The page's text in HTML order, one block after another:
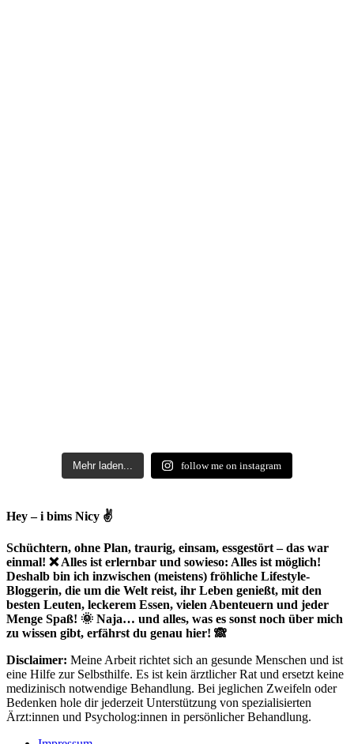
Mehr laden... follow me on instagram
Hey – i bims Nicy ✌
Schüchtern, ohne Plan, traurig, einsam, essgestört – das war
einmal! ❌ Alles ist erlernbar und sowieso: Alles ist möglich!
Deshalb bin ich inzwischen (meistens) fröhliche Lifestyle-
Bloggerin, die um die Welt reist, ihr Leben genießt, mit den
besten Leuten, leckerem Essen, vielen Abenteuern und jeder
Menge Spaß! 🌞 Naja… und alles, was es sonst noch über mich
zu wissen gibt, erfährst du genau hier! 🙈
Disclaimer: Meine Arbeit richtet sich an gesunde Menschen und ist
eine Hilfe zur Selbsthilfe. Es ist kein ärztlicher Rat und ersetzt keine
medizinisch notwendige Behandlung. Bei jeglichen Zweifeln oder
Bedenken hole dir jederzeit Unterstützung von spezialisierten
Ärzt:innen und Psycholog:innen in persönlicher Behandlung.